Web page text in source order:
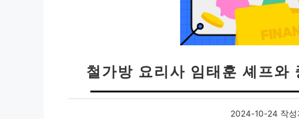
철가방 요리사 임태훈 셰프와
2024-10-24 작성